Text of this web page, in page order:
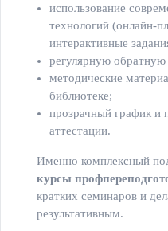
использование
технологий
интерактивные
регулярную обратную
методические
библиотеке;
прозрачный график и
аттестации.
Именно комплексный
курсы
кратких семинаров и
результативным.